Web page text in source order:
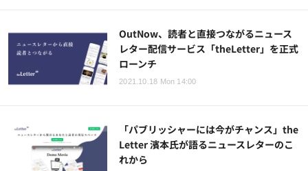
OutNow、読者と直接つながるニュース
レター配信サービス「theLetter」を正式
ローンチ
2021.10.18 Mon 14:00
「パブリッシャーには今がチャンス」the
Letter 濱本氏が語るニュースレターのこ
れから